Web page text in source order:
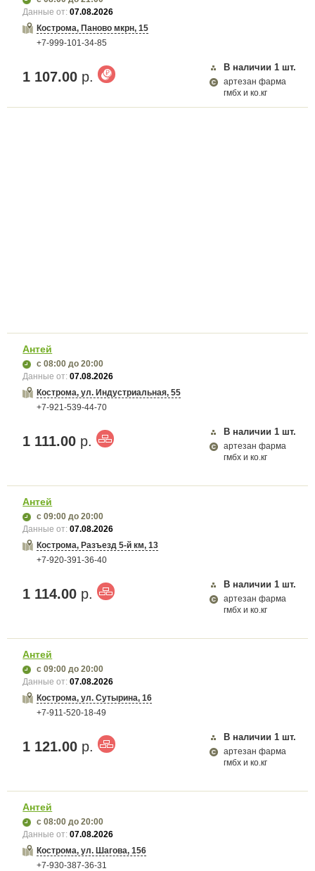
Данные от:07.08.2026
Кострома, Паново мкрн, 15
+7-999-101-34-85
1 107.00 р.
В наличии 1 шт.
артезан фарма
гмбх и ко.кг
Антей
с 08:00 до 20:00
Данные от:07.08.2026
Кострома, ул. Индустриальная, 55
+7-921-539-44-70
1 111.00 р.
В наличии 1 шт.
артезан фарма
гмбх и ко.кг
Антей
с 09:00 до 20:00
Данные от:07.08.2026
Кострома, Разъезд 5-й км, 13
+7-920-391-36-40
1 114.00 р.
В наличии 1 шт.
артезан фарма
гмбх и ко.кг
Антей
с 09:00 до 20:00
Данные от:07.08.2026
Кострома, ул. Сутырина, 16
+7-911-520-18-49
1 121.00 р.
В наличии 1 шт.
артезан фарма
гмбх и ко.кг
Антей
с 08:00 до 20:00
Данные от:07.08.2026
Кострома, ул. Шагова, 156
+7-930-387-36-31